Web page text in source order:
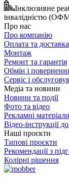
Інклюзивне
інвалідністю
Про нас
Про компанію
Оплата та доставка
Монтаж
Ремонт та гарантія
Обмін і
Сервіс і
Медіа та новини
Новини та події
Фото та відео
Рекламні матеріали
Відео-інструкції
Наші проєкти
Типові проєкти
Рекомендації з
Колірні рішення